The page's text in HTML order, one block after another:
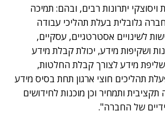
יתרונות רבים, ובהם: תמיכה
גלובלית בעלת תהליכי עבודה
לשינויים אסטרטגיים, עסקיים,
ושקיפות מידע, יכולת קבלת מידע
מידע לצורך קבלת החלטות,
תהליכים חוצי ארגון תחת בסיס מידע
ותמחיר וכן מוכנות לחידושים
של החברה".